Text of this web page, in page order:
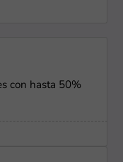
con hasta 50%